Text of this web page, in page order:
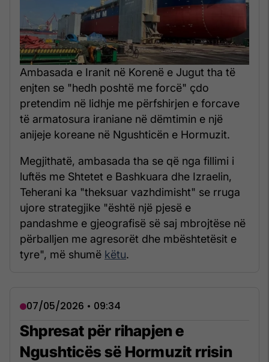
Ambasada e Iranit në Korenë e Jugut tha të
enjten se "hedh poshtë me forcë" çdo
pretendim në lidhje me përfshirjen e forcave
të armatosura iraniane në dëmtimin e një
anijeje koreane në Ngushticën e Hormuzit.
Megjithatë, ambasada tha se që nga fillimi i
luftës me Shtetet e Bashkuara dhe Izraelin,
Teherani ka "theksuar vazhdimisht" se rruga
ujore strategjike "është një pjesë e
pandashme e gjeografisë së saj mbrojtëse në
përballjen me agresorët dhe mbështetësit e
tyre", më shumë këtu.
07/05/2026 • 09:34
Shpresat për rihapjen e
Ngushticës së Hormuzit rrisin